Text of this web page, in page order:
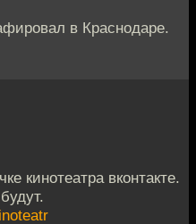
в Краснодаре.
кинотеатра вконтакте.